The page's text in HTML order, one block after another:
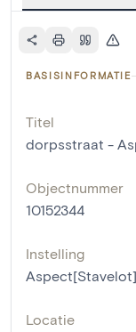
BASISINFORMATIE
Titel
dorpsstraat -
Objectnummer
10152344
Instelling
Aspect[Stavelot]
Locatie